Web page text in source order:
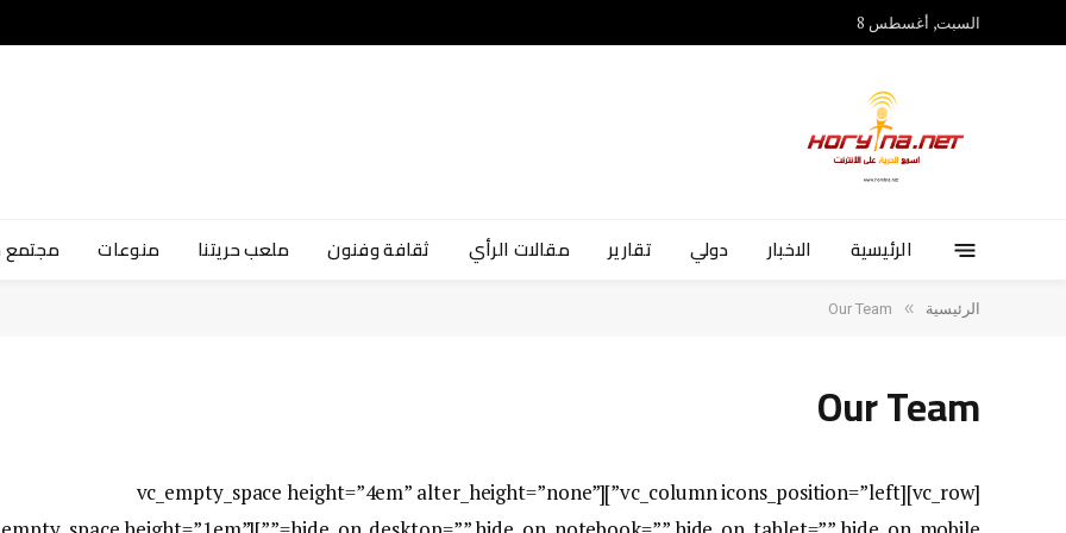
السبت, أغسطس 8
الرئيسية الاخبار دولي تقارير مقالات الرأي ثقافة وفنون ملعب حريتنا منوعات
الرئيسية »
Our Team
Our Team
[vc_row][vc_column icons_position=”left”][vc_empty_space height=”4em” alter_height=”none”